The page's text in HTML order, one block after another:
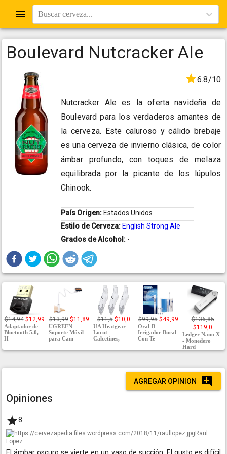
Buscar cerveza...
Boulevard Nutcracker Ale
6.8/10
Nutcracker Ale es la oferta navideña de
Boulevard para los verdaderos amantes de
la cerveza. Este caluroso y cálido brebaje
es una cerveza de invierno clásica, de color
ámbar profundo, con toques de melaza
equilibrada por la picante de los lúpulos
Chinook.
País Origen: Estados Unidos
Estilo de Cerveza: English Strong Ale
Grados de Alcohol: -
$14,94 $12,99
Adaptador de
Bluetooth 5.0,
H
$13,99 $11,89
UGREEN
Soporte Móvil
para Cam
$11,5 $10,0
UA Heatgear
Locut
Calcetines,
$99,95 $49,99
Oral-B
Irrigador Bucal
Con Te
$136,85
$119,0
Ledger Nano X
- Monedero
Hard
AGREGAR OPINION
Opiniones
8
Raul
Lopez
El ámbar oscuro se vierte en un vaso de succión. El gusto es difícil